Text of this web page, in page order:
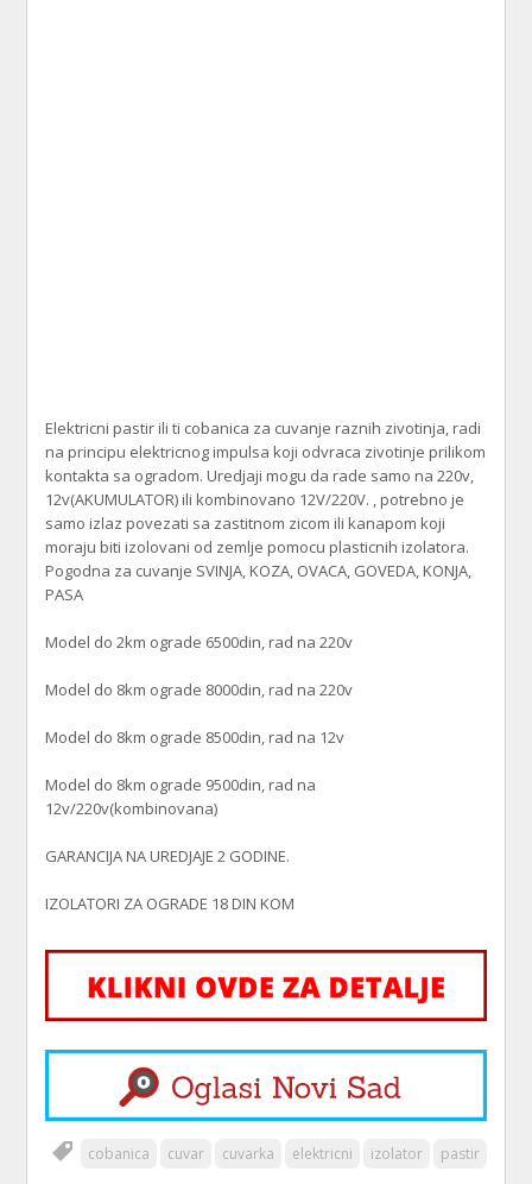
Elektricni pastir ili ti cobanica za cuvanje raznih zivotinja, radi
na principu elektricnog impulsa koji odvraca zivotinje prilikom
kontakta sa ogradom. Uredjaji mogu da rade samo na 220v,
12v(AKUMULATOR) ili kombinovano 12V/220V. , potrebno je
samo izlaz povezati sa zastitnom zicom ili kanapom koji
moraju biti izolovani od zemlje pomocu plasticnih izolatora.
Pogodna za cuvanje SVINJA, KOZA, OVACA, GOVEDA, KONJA,
PASA
Model do 2km ograde 6500din, rad na 220v
Model do 8km ograde 8000din, rad na 220v
Model do 8km ograde 8500din, rad na 12v
Model do 8km ograde 9500din, rad na
12v/220v(kombinovana)
GARANCIJA NA UREDJAJE 2 GODINE.
IZOLATORI ZA OGRADE 18 DIN KOM
cobanica cuvar cuvarka elektricni izolator pastir